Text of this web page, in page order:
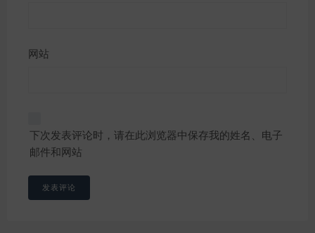
网站
下次发表评论时，请在此浏览器中保存我的姓名、电子
邮件和网站